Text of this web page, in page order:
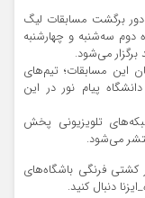
برگشت مسابقات لیگ
دوم سه‌شنبه و چهارشنبه
برگزار می‌شود.
این مسابقات؛ تیم‌های
پیام نور در این
تلویزیونی پخش
می‌شود.
کشتی فرنگی باشگاه‌های
دنبال کنید.